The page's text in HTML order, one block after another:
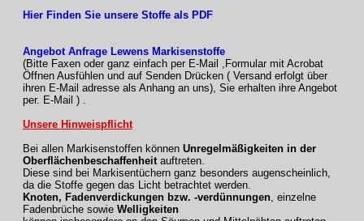
Hier Finden Sie unsere Stoffe als PDF
Angebot Anfrage Lewens Markisenstoffe
(Bitte Faxen oder ganz einfach per E-Mail ,Formular mit Acrobat
Öffnen Ausfühlen und auf Senden Drücken ( Versand erfolgt über
ihren E-Mail adresse als Anhang an uns), Sie erhalten ihre Angebot
per. E-Mail ) .
Unsere Hinweispflicht
Bei allen Markisenstoffen können Unregelmäßigkeiten in der
Oberflächenbeschaffenheit auftreten.
Diese sind bei Markisentüchern ganz besonders augenscheinlich,
da die Stoffe gegen das Licht betrachtet werden.
Knoten, Fadenverdickungen bzw. -verdünnungen , einzelne
Fadenbrüche sowie Welligkeiten